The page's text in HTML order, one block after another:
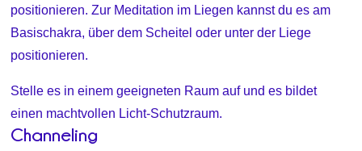
positionieren. Zur Meditation im Liegen kannst du es am
Basischakra, über dem Scheitel oder unter der Liege
positionieren.
Stelle es in einem geeigneten Raum auf und es bildet
einen machtvollen Licht-Schutzraum.
Channeling